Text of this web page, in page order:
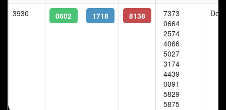
3930 0602 1718 8138
7373
0664
2574
4066
5027
3174
4439
0091
5829
5875